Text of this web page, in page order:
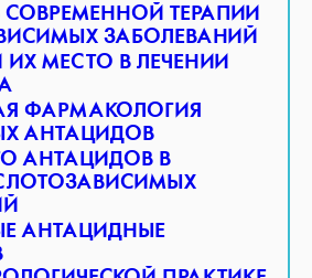
ТЕРАПИИ
ЗАБОЛЕВАНИЙ
МЕСТО В ЛЕЧЕНИИ
ФАРМАКОЛОГИЯ
АНТАЦИДОВ
АНТАЦИДОВ В
АНТАЦИДНЫЕ